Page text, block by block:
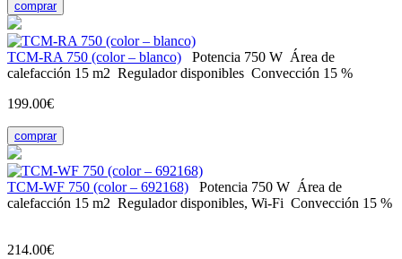
comprar
ТСМ-RA 750 (color – blanco) Potencia 750 W Área de
calefacción 15 m2 Regulador disponibles Convección 15 %
199.00€
comprar
ТСМ-WF 750 (color – 692168) Potencia 750 W Área de
calefacción 15 m2 Regulador disponibles, Wi-Fi Convección 15 %
214.00€